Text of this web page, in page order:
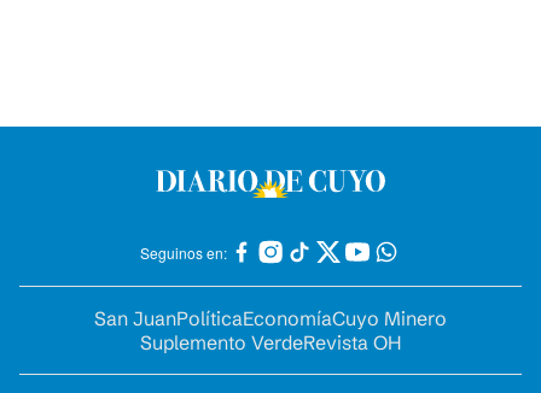
Seguinos en:
San JuanPolíticaEconomíaCuyo Minero
Suplemento VerdeRevista OH